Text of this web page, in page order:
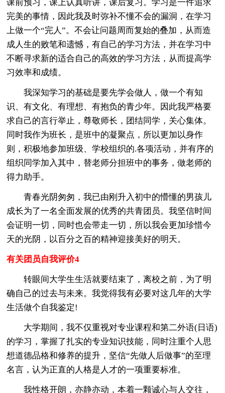
课前预习，课上认真听讲，课后复习。学习是一件追求
完美的事情，因此我及时弥补不懂不会的漏洞，在学习
上做一个“完人”。不会让问题周而复始的叠加，从而造
成人生的败笔和遗憾，有自己的学习方法，并在学习中
不断寻求新的适合自己的高效的学习方法，从而提高学
习效率和成绩。
我深知学习的基础是要先学会做人，做一个有知
识、有文化、有理想、有抱负的青少年。因此我严格要
求自己的言行举止，尊敬师长，团结同学，关心集体。
同时我作为班长，是班中的凝聚点，所以更加以身作
则，积极地参加班级、学校组织的.各项活动，并有序的
组织同学加入其中，替老师分担班中的事务，做老师的
得力助手。
青春光阴匆匆，我已由刚升入初中的懵懂的男孩儿
成长为了一名全面发展的优秀的共青团员。我坚信时间
会证明一切，同时也会带走一切，所以我会更加珍惜今
天的光阴，以百分之百的精神迎接美好的明天。
有关团员自我评价4
转眼间大学生生活就要结束了，离校之前，为了明
确自己的过去与未来。我觉得我有必要对这几年的大学
生活做个自我鉴定!
大学期间，我不仅重视对专业课程和第二外语(日语)
的学习，掌握了扎实的专业知识技能，同时注重个人思
想道德品格和修养的提升，坚信“先做人后做事”的至理
名言，认为正直的人格是人才的一项重要标准。
我性格开朗，亦静亦动，本着一颗诚心与人交往，